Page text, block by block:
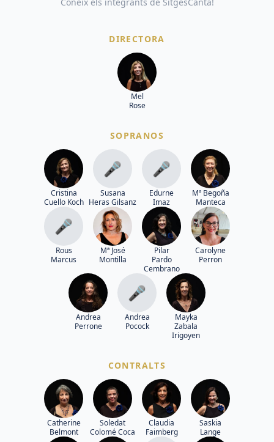
DIRECTORA
Mel
Rose
SOPRANOS
Cristina
Cuello Koch
🎤
Susana
Heras Gilsanz
🎤
Edurne
Imaz
Mª Begoña
Manteca
🎤
Rous
Marcus
Mª José
Montilla
Pilar
Pardo
Cembrano
Carolyne
Perron
Andrea
Perrone
🎤
Andrea
Pocock
Mayka
Zabala
Irigoyen
CONTRALTS
Catherine
Belmont
Soledat
Colomé Coca
Claudia
Faimberg
Saskia
Lange